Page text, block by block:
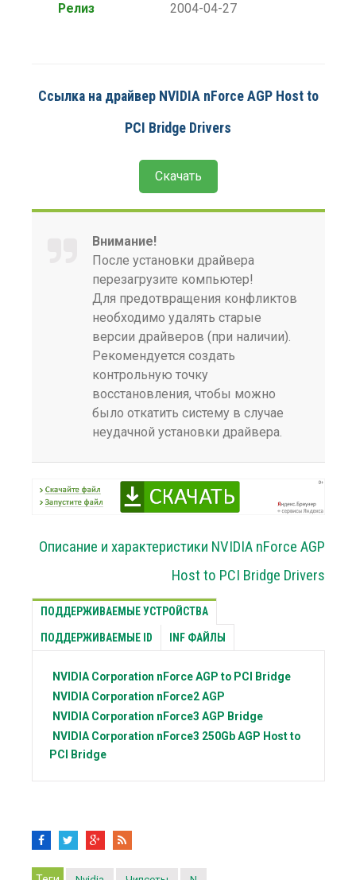
Релиз 2004-04-27
Ссылка на драйвер NVIDIA nForce AGP Host to
PCI Bridge Drivers
Скачать
Внимание!
После установки драйвера
перезагрузите компьютер!
Для предотвращения конфликтов
необходимо удалять старые
версии драйверов (при наличии).
Рекомендуется создать
контрольную точку
восстановления, чтобы можно
было откатить систему в случае
неудачной установки драйвера.
Описание и характеристики NVIDIA nForce AGP
Host to PCI Bridge Drivers
ПОДДЕРЖИВАЕМЫЕ УСТРОЙСТВА
ПОДДЕРЖИВАЕМЫЕ ID INF ФАЙЛЫ
NVIDIA Corporation nForce AGP to PCI Bridge
NVIDIA Corporation nForce2 AGP
NVIDIA Corporation nForce3 AGP Bridge
NVIDIA Corporation nForce3 250Gb AGP Host to
PCI Bridge